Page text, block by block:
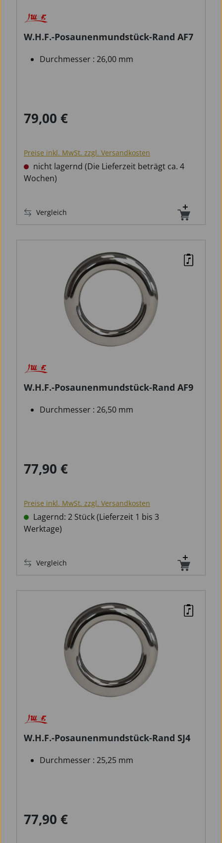
W.H.F.-Posaunenmundstück-Rand AF7
Durchmesser : 26,00 mm
Regulärer Preis:
79,00 €
Preise inkl. MwSt. zzgl. Versandkosten
nicht lagernd (Die Lieferzeit beträgt ca. 4
Wochen)
Vergleich
W.H.F.-Posaunenmundstück-Rand AF9
Durchmesser : 26,50 mm
Regulärer Preis:
77,90 €
Preise inkl. MwSt. zzgl. Versandkosten
Lagernd: 2 Stück (Lieferzeit 1 bis 3
Werktage)
Vergleich
W.H.F.-Posaunenmundstück-Rand SJ4
Durchmesser : 25,25 mm
Regulärer Preis:
77,90 €